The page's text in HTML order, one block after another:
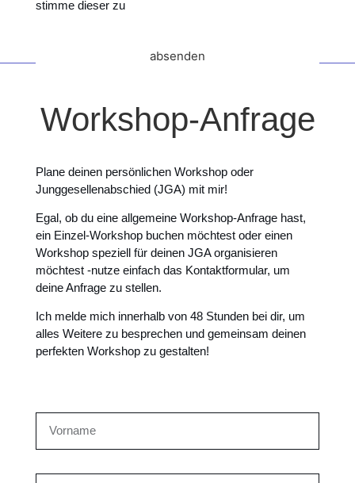
stimme dieser zu
absenden
Workshop-Anfrage
Plane deinen persönlichen Workshop oder
Junggesellenabschied (JGA) mit mir!
Egal, ob du eine allgemeine Workshop-Anfrage hast,
ein Einzel-Workshop buchen möchtest oder einen
Workshop speziell für deinen JGA organisieren
möchtest -nutze einfach das Kontaktformular, um
deine Anfrage zu stellen.
Ich melde mich innerhalb von 48 Stunden bei dir, um
alles Weitere zu besprechen und gemeinsam deinen
perfekten Workshop zu gestalten!